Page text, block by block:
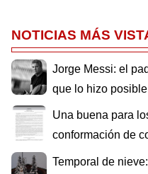
NOTICIAS MÁS
Jorge Messi: el
que lo hizo posible
Una buena para
conformación de
Temporal de